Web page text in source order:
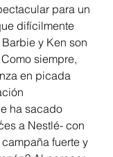
para un
difícilmente
y Ken son
siempre,
en picada
ha sacado
a Nestlé- con
fuerte y